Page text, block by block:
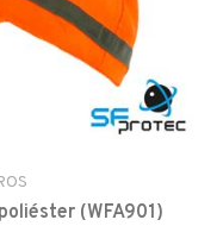
(WFA901)